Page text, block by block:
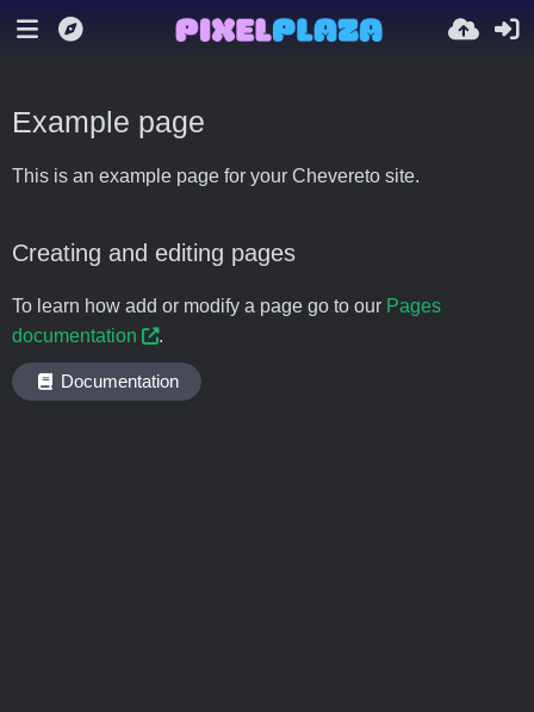
Example page
This is an example page for your Chevereto site.
Creating and editing pages
To learn how add or modify a page go to our Pages
documentation
.
Documentation